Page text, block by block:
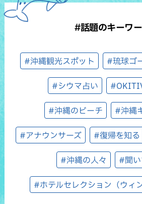
#話題のキーワ
#沖縄観光スポット #琉球ゴ
#シウマ占い
#沖縄のビーチ #沖縄
#アナウンサーズ #復帰を知る
#沖縄の人々 #聞い
#ホテルセレクション（ウィ